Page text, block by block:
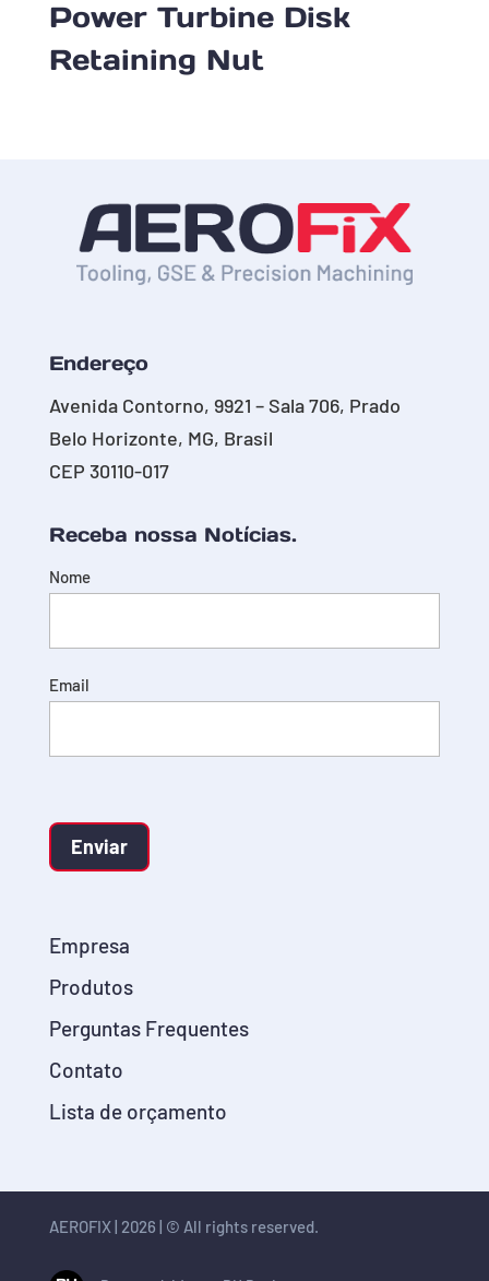
Power Turbine Disk
Retaining Nut
Endereço
Avenida Contorno, 9921 – Sala 706, Prado
Belo Horizonte, MG, Brasil
CEP 30110-017
Receba nossa Notícias.
Nome
Email
Enviar
Empresa
Produtos
Perguntas Frequentes
Contato
Lista de orçamento
AEROFIX | 2026 | © All rights reserved.